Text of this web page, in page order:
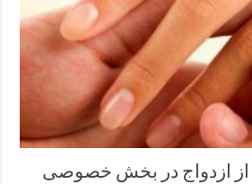
ازدواج در بخش خصوصی